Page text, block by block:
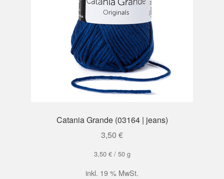
Catania Grande (03164 | jeans)
3,50 €
3,50 €/ 50 g
inkl. 19 % MwSt.